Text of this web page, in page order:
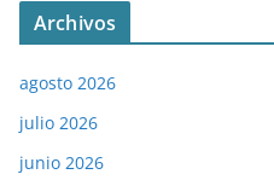
Archivos
agosto 2026
julio 2026
junio 2026